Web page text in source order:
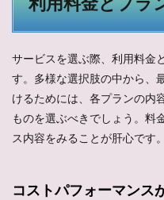
サービスを選ぶ際、利用料金
す。多様な選択肢の中から、
けるためには、各プランの内
ものを選ぶべきでしょう。料
ス内容をみることが肝心です。
コストパフォーマンス